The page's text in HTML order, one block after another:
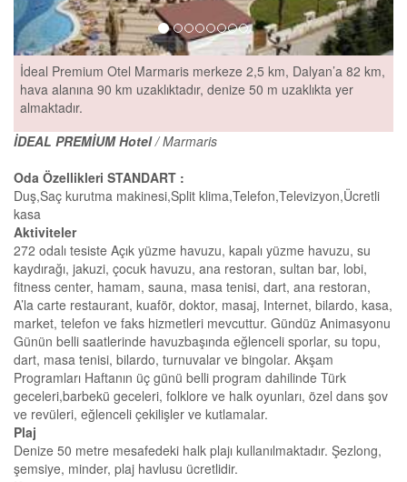
İdeal Premium Otel Marmaris merkeze 2,5 km, Dalyan’a 82 km,
hava alanına 90 km uzaklıktadır, denize 50 m uzaklıkta yer
almaktadır.
İDEAL PREMİUM Hotel/ Marmaris
Oda Özellikleri STANDART :
Duş,Saç kurutma makinesi,Split klima,Telefon,Televizyon,Ücretli
kasa
Aktiviteler
272 odalı tesiste Açık yüzme havuzu, kapalı yüzme havuzu, su
kaydırağı, jakuzi, çocuk havuzu, ana restoran, sultan bar, lobi,
fitness center, hamam, sauna, masa tenisi, dart, ana restoran,
A’la carte restaurant, kuaför, doktor, masaj, Internet, bilardo, kasa,
market, telefon ve faks hizmetleri mevcuttur. Gündüz Animasyonu
Günün belli saatlerinde havuzbaşında eğlenceli sporlar, su topu,
dart, masa tenisi, bilardo, turnuvalar ve bingolar. Akşam
Programları Haftanın üç günü belli program dahilinde Türk
geceleri,barbekü geceleri, folklore ve halk oyunları, özel dans şov
ve revüleri, eğlenceli çekilişler ve kutlamalar.
Plaj
Denize 50 metre mesafedeki halk plajı kullanılmaktadır. Şezlong,
şemsiye, minder, plaj havlusu ücretlidir.